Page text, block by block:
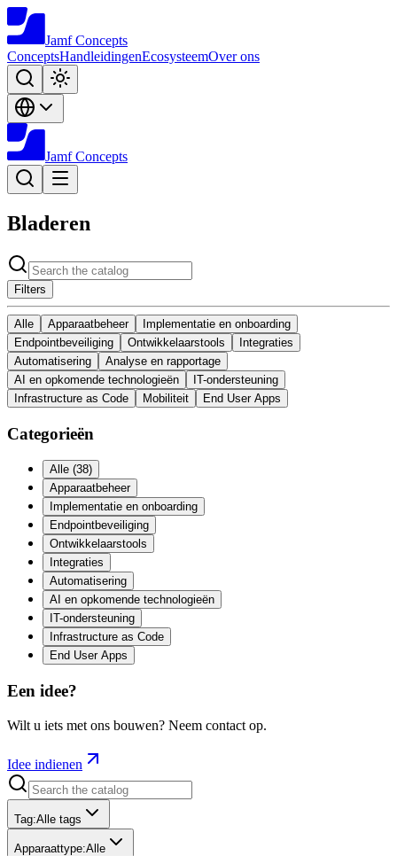
Jamf Concepts
ConceptsHandleidingenEcosysteemOver ons
Jamf Concepts
Bladeren
Filters
Alle Apparaatbeheer
Implementatie en onboarding
Endpointbeveiliging
Ontwikkelaarstools
Integraties
Automatisering
Analyse en rapportage
AI en opkomende technologieën
IT-ondersteuning
Infrastructure as Code
Mobiliteit End User Apps
Categorieën
Alle (38)
Apparaatbeheer
Implementatie en onboarding
Endpointbeveiliging
Ontwikkelaarstools
Integraties
Automatisering
AI en opkomende technologieën
IT-ondersteuning
Infrastructure as Code
End User Apps
Een idee?
Wilt u iets met ons bouwen? Neem contact op.
Idee indienen
Tag:Alle tags
Apparaattype:Alle